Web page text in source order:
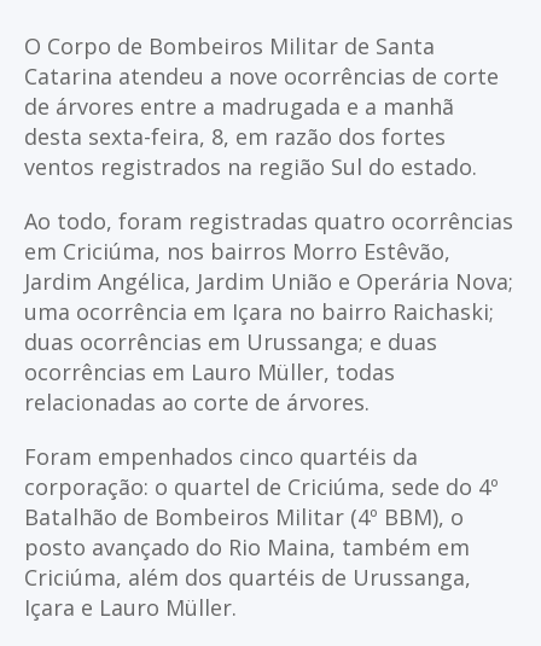
O Corpo de Bombeiros Militar de Santa
Catarina atendeu a nove ocorrências de corte
de árvores entre a madrugada e a manhã
desta sexta-feira, 8, em razão dos fortes
ventos registrados na região Sul do estado.
Ao todo, foram registradas quatro ocorrências
em Criciúma, nos bairros Morro Estêvão,
Jardim Angélica, Jardim União e Operária Nova;
uma ocorrência em Içara no bairro Raichaski;
duas ocorrências em Urussanga; e duas
ocorrências em Lauro Müller, todas
relacionadas ao corte de árvores.
Foram empenhados cinco quartéis da
corporação: o quartel de Criciúma, sede do 4º
Batalhão de Bombeiros Militar (4º BBM), o
posto avançado do Rio Maina, também em
Criciúma, além dos quartéis de Urussanga,
Içara e Lauro Müller.